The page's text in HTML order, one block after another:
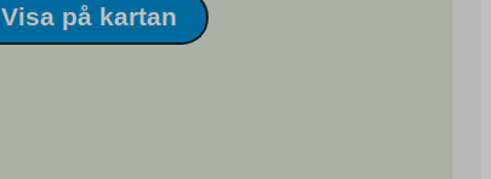
Visa på kartan